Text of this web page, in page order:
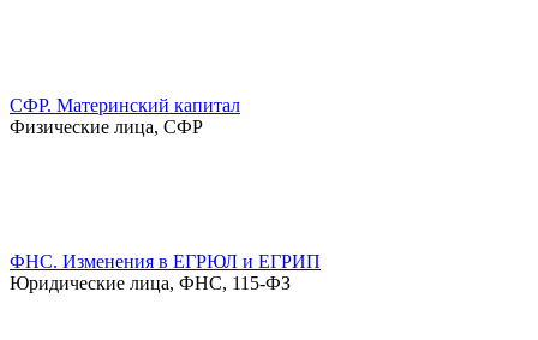
СФР. Материнский капитал
Физические лица, СФР
ФНС. Изменения в ЕГРЮЛ и ЕГРИП
Юридические лица, ФНС, 115-ФЗ